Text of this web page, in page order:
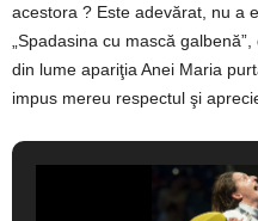
acestora ? Este adevărat, nu a
„Spadasina cu mască
din lume apariţia Anei Maria
impus mereu respectul şi